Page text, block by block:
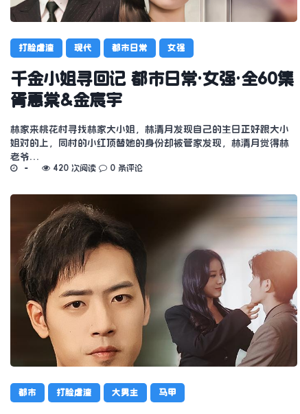
打脸虐渣 现代 都市日常 女强
千金小姐寻回记 都市日常·女强·全60集
胥惠棠&金宸宇
林家来桃花村寻找林家大小姐，林清月发现自己的生日正好跟大小
姐对的上，同村的小红顶替她的身份却被管家发现，林清月觉得林
老爷…
420 次阅读 0 条评论
都市 打脸虐渣 大男主 马甲